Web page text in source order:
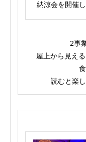
納涼会を開催
2事
屋上から見え
読むと楽